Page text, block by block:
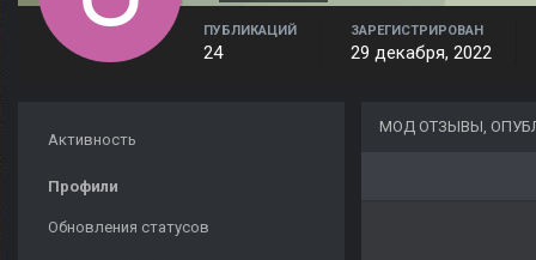
ПУБЛИКАЦИЙ
24
ЗАРЕГИСТРИРОВАН
29 декабря, 2022
Активность
Профили
Обновления статусов
МОД ОТЗЫВЫ,